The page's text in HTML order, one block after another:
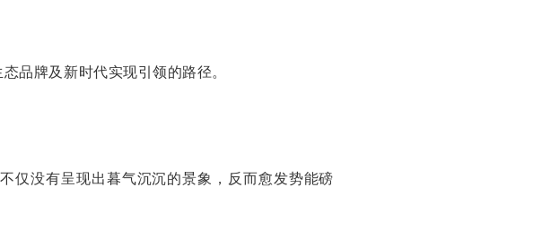
品牌及新时代实现引领的路径。
仅没有呈现出暮气沉沉的景象，反而愈发势能磅